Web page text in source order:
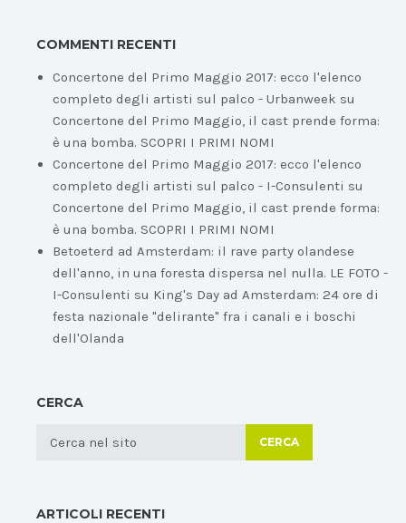
COMMENTI RECENTI
Concertone del Primo Maggio 2017: ecco l'elenco
completo degli artisti sul palco - Urbanweek su
Concertone del Primo Maggio, il cast prende forma:
è una bomba. SCOPRI I PRIMI NOMI
Concertone del Primo Maggio 2017: ecco l'elenco
completo degli artisti sul palco - I-Consulenti su
Concertone del Primo Maggio, il cast prende forma:
è una bomba. SCOPRI I PRIMI NOMI
Betoeterd ad Amsterdam: il rave party olandese
dell'anno, in una foresta dispersa nel nulla. LE FOTO -
I-Consulenti su King's Day ad Amsterdam: 24 ore di
festa nazionale "delirante" fra i canali e i boschi
dell'Olanda
CERCA
CERCA
ARTICOLI RECENTI